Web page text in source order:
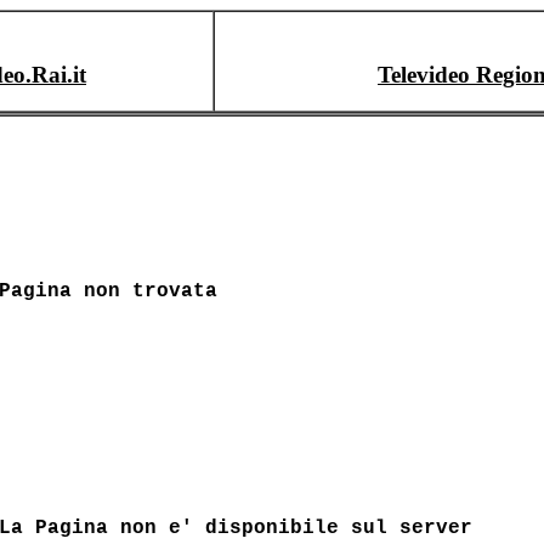
Televideo
Pagina non trovata
La Pagina non e' disponibile sul server